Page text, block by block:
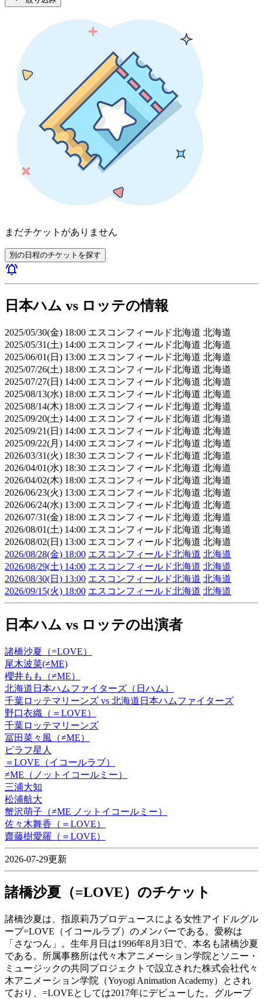
まだチケットがありません
別の日程のチケットを探す
notifications_active
日本ハム vs ロッテの情報
2025/05/30(金) 18:00 エスコンフィールド北海道 北海道
2025/05/31(土) 14:00 エスコンフィールド北海道 北海道
2025/06/01(日) 13:00 エスコンフィールド北海道 北海道
2025/07/26(土) 18:00 エスコンフィールド北海道 北海道
2025/07/27(日) 14:00 エスコンフィールド北海道 北海道
2025/08/13(水) 18:00 エスコンフィールド北海道 北海道
2025/08/14(木) 18:00 エスコンフィールド北海道 北海道
2025/09/20(土) 14:00 エスコンフィールド北海道 北海道
2025/09/21(日) 14:00 エスコンフィールド北海道 北海道
2025/09/22(月) 14:00 エスコンフィールド北海道 北海道
2026/03/31(火) 18:30 エスコンフィールド北海道 北海道
2026/04/01(水) 18:30 エスコンフィールド北海道 北海道
2026/04/02(木) 18:00 エスコンフィールド北海道 北海道
2026/06/23(火) 13:00 エスコンフィールド北海道 北海道
2026/06/24(水) 13:00 エスコンフィールド北海道 北海道
2026/07/31(金) 18:00 エスコンフィールド北海道 北海道
2026/08/01(土) 14:00 エスコンフィールド北海道 北海道
2026/08/02(日) 13:00 エスコンフィールド北海道 北海道
2026/08/28(金) 18:00 エスコンフィールド北海道 北海道
2026/08/29(土) 14:00 エスコンフィールド北海道 北海道
2026/08/30(日) 13:00 エスコンフィールド北海道 北海道
2026/09/15(火) 18:00 エスコンフィールド北海道 北海道
日本ハム vs ロッテの出演者
諸橋沙夏（=LOVE）
尾木波菜(≠ME)
櫻井もも（≠ME）
北海道日本ハムファイターズ（日ハム）
千葉ロッテマリーンズ vs 北海道日本ハムファイターズ
野口衣織（＝LOVE）
千葉ロッテマリーンズ
冨田菜々風（≠ME）
ピラフ星人
＝LOVE（イコールラブ）
≠ME（ノットイコールミー）
三浦大知
松浦航大
蟹沢萌子（≠ME ノットイコールミー）
佐々木舞香（＝LOVE）
齋藤樹愛羅（＝LOVE）
2026-07-29更新
諸橋沙夏（=LOVE）のチケット
諸橋沙夏は、指原莉乃プロデュースによる女性アイドルグル
ープ=LOVE（イコールラブ）のメンバーである。愛称は
「さなつん」。生年月日は1996年8月3日で、本名も諸橋沙夏
である。所属事務所は代々木アニメーション学院とソニー・
ミュージックの共同プロジェクトで設立された株式会社代々
木アニメーション学院（Yoyogi Animation Academy）とされ
ており、=LOVEとしては2017年にデビューした。グループ